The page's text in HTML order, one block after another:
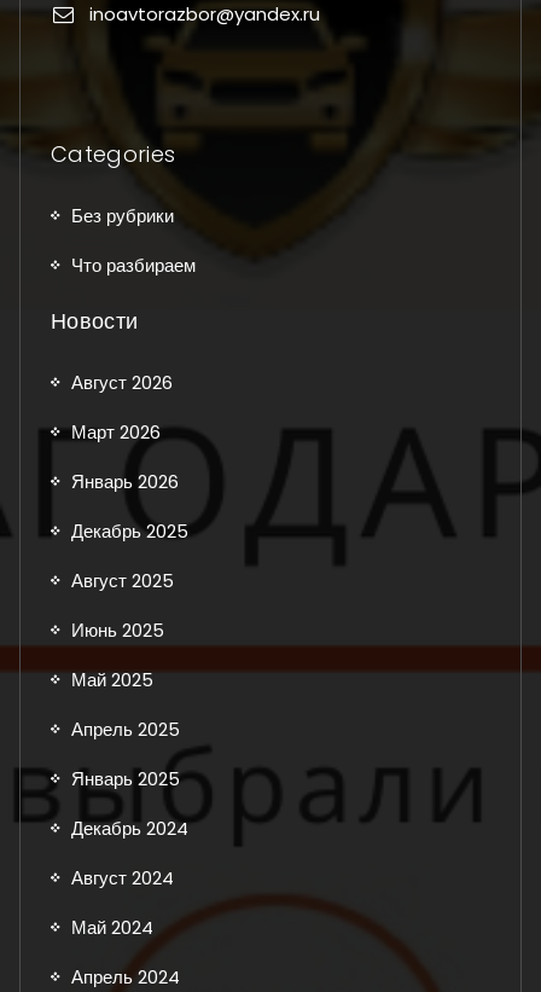
inoavtorazbor@yandex.ru
Categories
Без рубрики
Что разбираем
Новости
Август 2026
Март 2026
Январь 2026
Декабрь 2025
Август 2025
Июнь 2025
Май 2025
Апрель 2025
Январь 2025
Декабрь 2024
Август 2024
Май 2024
Апрель 2024